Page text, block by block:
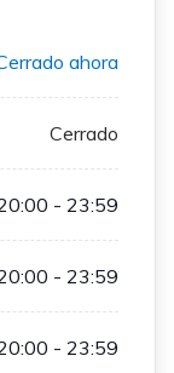
ahora
Cerrado
- 23:59
- 23:59
- 23:59